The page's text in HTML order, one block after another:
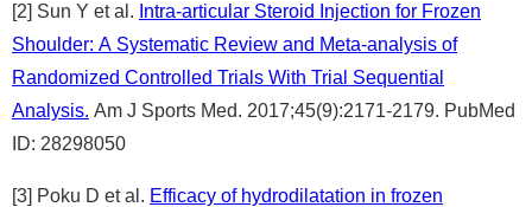
[2] Sun Y et al.
Intra-articular Steroid Injection for Frozen
Shoulder: A Systematic Review and Meta-analysis of
Randomized Controlled Trials With Trial Sequential
Analysis. Am J Sports Med. 2017;45(9):2171-2179. PubMed
ID: 28298050
[3] Poku D et al. Efficacy of hydrodilatation in frozen